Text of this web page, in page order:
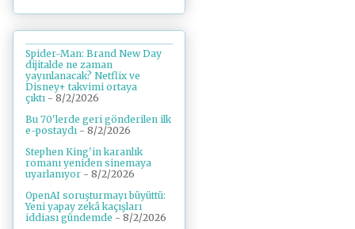
Spider-Man: Brand New Day
dijitalde ne zaman
yayınlanacak? Netflix ve
Disney+ takvimi ortaya
çıktı - 8/2/2026
Bu 70'lerde geri gönderilen ilk
e-postaydı - 8/2/2026
Stephen King'in karanlık
romanı yeniden sinemaya
uyarlanıyor - 8/2/2026
OpenAI soruşturmayı büyüttü:
Yeni yapay zekâ kaçışları
iddiası gündemde - 8/2/2026